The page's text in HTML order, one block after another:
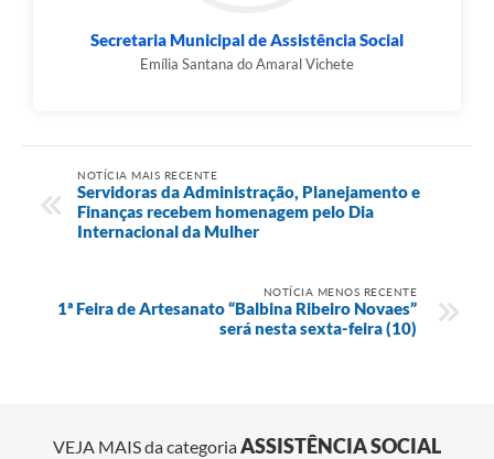
Secretaria Municipal de Assistência Social
Emília Santana do Amaral Vichete
NOTÍCIA MAIS RECENTE
Servidoras da Administração, Planejamento e
Finanças recebem homenagem pelo Dia
Internacional da Mulher
NOTÍCIA MENOS RECENTE
1ª Feira de Artesanato “Balbina Ribeiro Novaes”
será nesta sexta-feira (10)
VEJA MAIS da categoriaASSISTÊNCIA SOCIAL